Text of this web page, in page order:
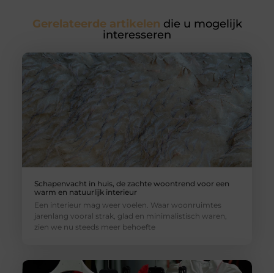
Gerelateerde artikelen die u mogelijk
interesseren
Schapenvacht in huis, de zachte woontrend voor een
warm en natuurlijk interieur
Een interieur mag weer voelen. Waar woonruimtes
jarenlang vooral strak, glad en minimalistisch waren,
zien we nu steeds meer behoefte